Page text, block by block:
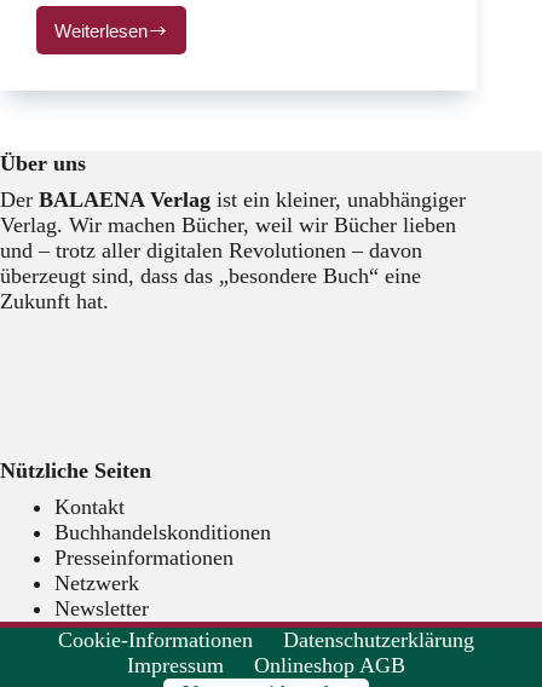
Weiterlesen
3..
2..
Über uns
Der BALAENA Verlag ist ein kleiner, unabhängiger
Verlag. Wir machen Bücher, weil wir Bücher lieben
und – trotz aller digitalen Revolutionen – davon
überzeugt sind, dass das „besondere Buch“ eine
Zukunft hat.
Nützliche Seiten
Kontakt
Buchhandelskonditionen
Presseinformationen
Netzwerk
Newsletter
Cookie-Informationen
Datenschutzerklärung
Impressum
Onlineshop AGB